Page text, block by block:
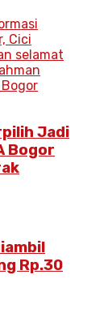
Jadi
Bogor
Rp.30